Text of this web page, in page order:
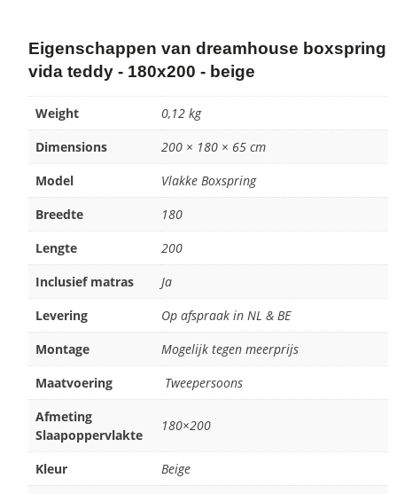
Eigenschappen van dreamhouse boxspring
vida teddy - 180x200 - beige
Weight
0,12 kg
Dimensions
200 × 180 × 65 cm
Model
Vlakke Boxspring
Breedte
180
Lengte
200
Inclusief matras
Ja
Levering
Op afspraak in NL & BE
Montage
Mogelijk tegen meerprijs
Maatvoering
Tweepersoons
Afmeting
Slaapoppervlakte
180×200
Kleur
Beige